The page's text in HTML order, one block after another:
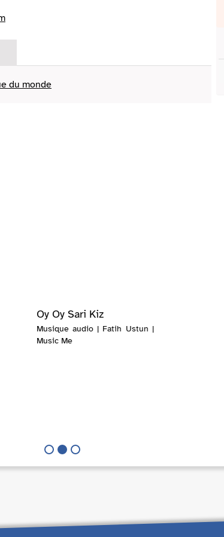
du monde
Oy Oy Sari Kiz
Musique audio | Fatih Ustun |
Music Me